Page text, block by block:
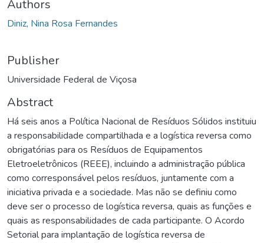
Authors
Diniz, Nina Rosa Fernandes
Publisher
Universidade Federal de Viçosa
Abstract
Há seis anos a Política Nacional de Resíduos Sólidos instituiu
a responsabilidade compartilhada e a logística reversa como
obrigatórias para os Resíduos de Equipamentos
Eletroeletrônicos (REEE), incluindo a administração pública
como corresponsável pelos resíduos, juntamente com a
iniciativa privada e a sociedade. Mas não se definiu como
deve ser o processo de logística reversa, quais as funções e
quais as responsabilidades de cada participante. O Acordo
Setorial para implantação de logística reversa de